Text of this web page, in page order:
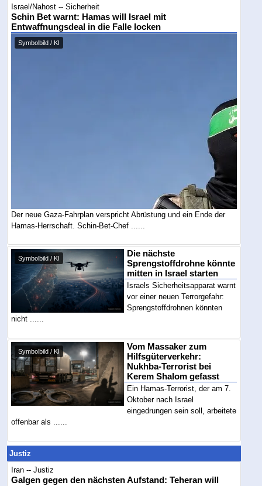
Israel/Nahost -- Sicherheit
Schin Bet warnt: Hamas will Israel mit
Entwaffnungsdeal in die Falle locken
Symbolbild / KI
Der neue Gaza-Fahrplan verspricht Abrüstung und ein Ende der
Hamas-Herrschaft. Schin-Bet-Chef ......
Symbolbild / KI
Die nächste
Sprengstoffdrohne könnte
mitten in Israel starten
Israels Sicherheitsapparat warnt
vor einer neuen Terrorgefahr:
Sprengstoffdrohnen könnten
nicht ......
Symbolbild / KI
Vom Massaker zum
Hilfsgüterverkehr:
Nukhba-Terrorist bei
Kerem Shalom gefasst
Ein Hamas-Terrorist, der am 7.
Oktober nach Israel
eingedrungen sein soll, arbeitete
offenbar als ......
Justiz
Iran -- Justiz
Galgen gegen den nächsten Aufstand: Teheran will